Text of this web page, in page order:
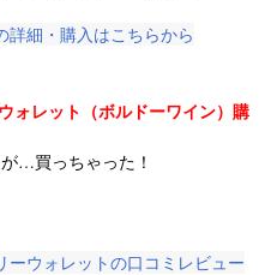
細・購入はこちらから
ォレット（ボルドーワイン）購
…買っちゃった！
ウォレットの口コミレビュー